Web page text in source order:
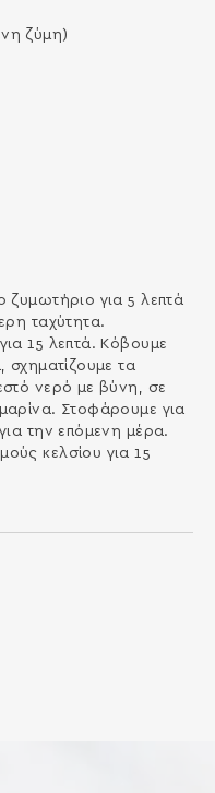
ζυμωτήριο για 5 λεπτά
ταχύτητα.
15 λεπτά. Κόβουμε
σχηματίζουμε τα
νερό με βύνη, σε
Στοφάρουμε για
την επόμενη μέρα.
κελσίου για 15
ζύμη)